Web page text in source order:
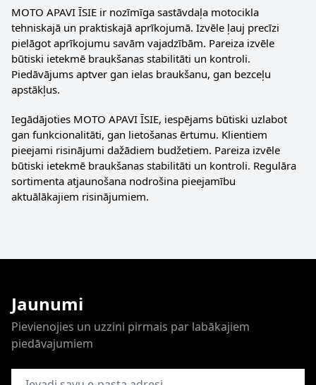
MOTO APAVI ĪSIE ir nozīmīga sastāvdaļa motocikla
tehniskajā un praktiskajā aprīkojumā. Izvēle ļauj precīzi
pielāgot aprīkojumu savām vajadzībām. Pareiza izvēle
būtiski ietekmē braukšanas stabilitāti un kontroli.
Piedāvājums aptver gan ielas braukšanu, gan bezceļu
apstākļus.
Iegādājoties MOTO APAVI ĪSIE, iespējams būtiski uzlabot
gan funkcionalitāti, gan lietošanas ērtumu. Klientiem
pieejami risinājumi dažādiem budžetiem. Pareiza izvēle
būtiski ietekmē braukšanas stabilitāti un kontroli. Regulāra
sortimenta atjaunošana nodrošina pieejamību
aktuālākajiem risinājumiem.
Jaunumi
Pievienojies un uzzini pirmais par labākajiem
piedāvajumiem
E-pasta adrese